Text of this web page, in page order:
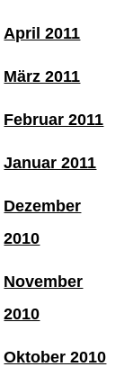
April 2011
März 2011
Februar 2011
Januar 2011
Dezember
2010
November
2010
Oktober 2010